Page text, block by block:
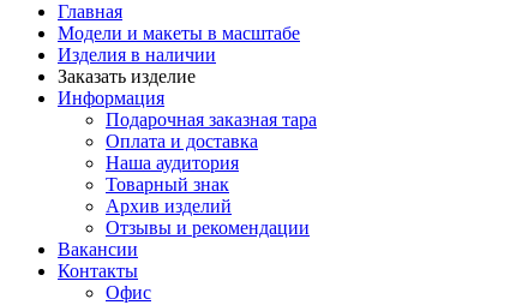
Главная
Модели и макеты в масштабе
Изделия в наличии
Заказать изделие
Информация
Подарочная заказная тара
Оплата и доставка
Наша аудитория
Товарный знак
Архив изделий
Отзывы и рекомендации
Вакансии
Контакты
Офис